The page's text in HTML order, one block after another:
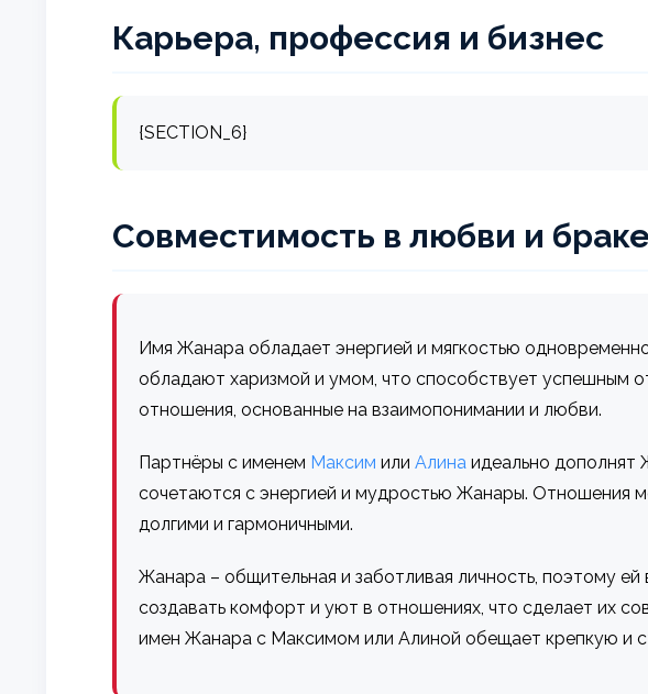
Карьера, профессия и бизнес
{SECTION_6}
Совместимость в любви и браке
Имя Жанара обладает энергией и мягкостью
обладают харизмой и умом, что способствует успешным
отношения, основанные на взаимопонимании и любви.
Партнёры с именем Максим или Алина идеально дополнят
сочетаются с энергией и мудростью Жанары. Отношения
долгими и гармоничными.
Жанара – общительная и заботливая личность, поэтому
создавать комфорт и уют в отношениях, что сделает их
имен Жанара с Максимом или Алиной обещает крепкую и